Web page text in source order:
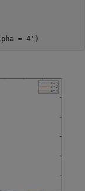
= 4'